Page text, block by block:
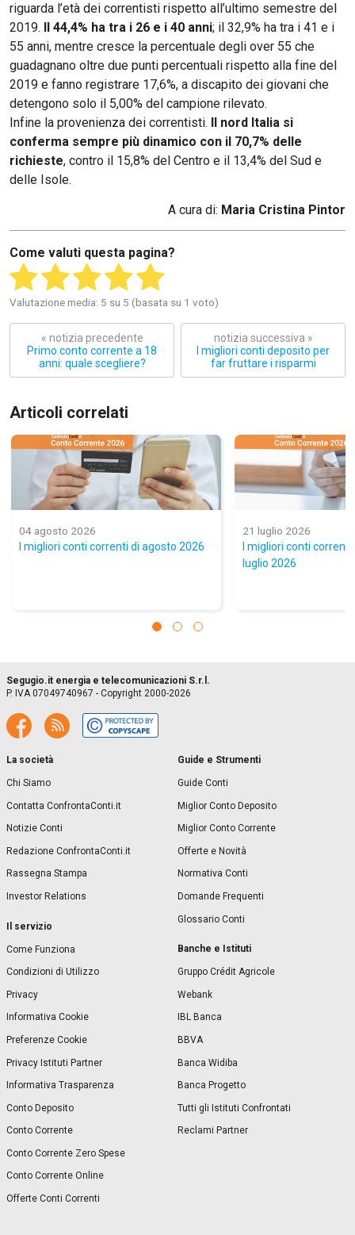
riguarda l’età dei correntisti rispetto all’ultimo semestre del
2019. Il 44,4% ha tra i 26 e i 40 anni; il 32,9% ha tra i 41 e i
55 anni, mentre cresce la percentuale degli over 55 che
guadagnano oltre due punti percentuali rispetto alla fine del
2019 e fanno registrare 17,6%, a discapito dei giovani che
detengono solo il 5,00% del campione rilevato.
Infine la provenienza dei correntisti. Il nord Italia si
conferma sempre più dinamico con il 70,7% delle
richieste, contro il 15,8% del Centro e il 13,4% del Sud e
delle Isole.
A cura di: Maria Cristina Pintor
Come valuti questa pagina?
Valutazione media: 5 su 5 (basata su 1 voto)
« notizia precedente
Primo conto corrente a 18
anni: quale scegliere?
notizia successiva »
I migliori conti deposito per
far fruttare i risparmi
Articoli correlati
04 agosto 2026
I migliori conti correnti di agosto 2026
21 luglio 2026
I migliori conti
luglio 2026
La società
Chi Siamo
Contatta ConfrontaConti.it
Notizie Conti
Redazione ConfrontaConti.it
Rassegna Stampa
Investor Relations
Il servizio
Come Funziona
Condizioni di Utilizzo
Privacy
Informativa Cookie
Preferenze Cookie
Privacy Istituti Partner
Informativa Trasparenza
Conto Deposito
Conto Corrente
Conto Corrente Zero Spese
Conto Corrente Online
Offerte Conti Correnti
Guide e Strumenti
Guide Conti
Miglior Conto Deposito
Miglior Conto Corrente
Offerte e Novità
Normativa Conti
Domande Frequenti
Glossario Conti
Banche e Istituti
Gruppo Crédit Agricole
Webank
IBL Banca
BBVA
Banca Widiba
Banca Progetto
Tutti gli Istituti Confrontati
Reclami Partner
Segugio.it energia e telecomunicazioni S.r.l.
P. IVA 07049740967 - Copyright 2000-2026